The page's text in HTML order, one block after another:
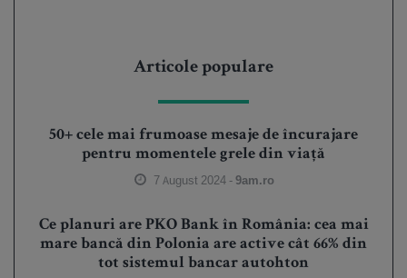
Articole populare
50+ cele mai frumoase mesaje de încurajare
pentru momentele grele din viață
7 August 2024 -9am.ro
Ce planuri are PKO Bank în România: cea mai
mare bancă din Polonia are active cât 66% din
tot sistemul bancar autohton